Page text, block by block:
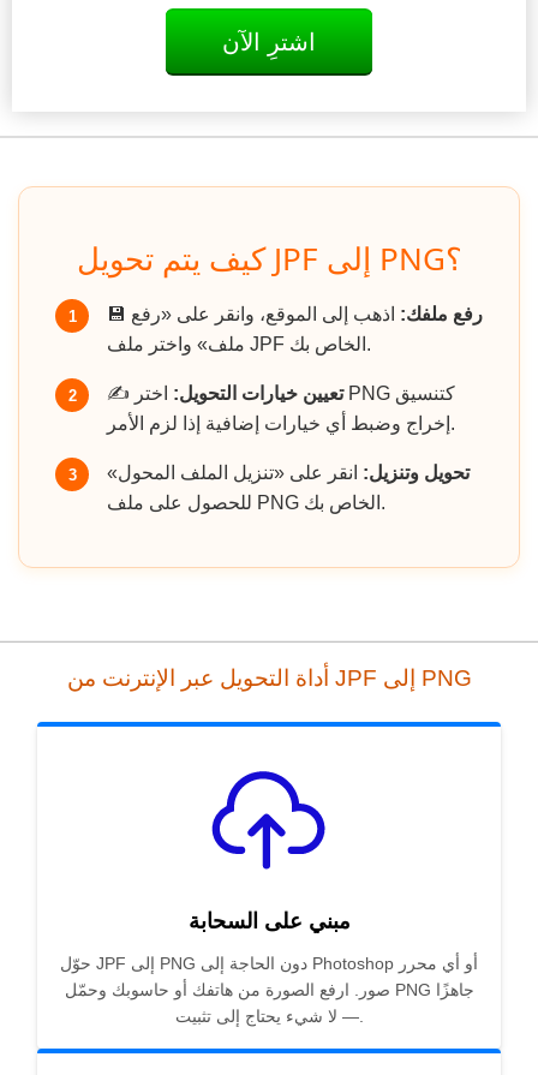
اشترِ الآن
كيف يتم تحويل JPF إلى PNG؟
1 💾 رفع ملفك: اذهب إلى الموقع، وانقر على «رفع
ملف» واختر ملف JPF الخاص بك.
2 ✍️ تعيين خيارات التحويل: اختر PNG كتنسيق
إخراج وضبط أي خيارات إضافية إذا لزم الأمر.
3 تحويل وتنزيل: انقر على «تنزيل الملف المحول»
للحصول على ملف PNG الخاص بك.
أداة التحويل عبر الإنترنت من JPF إلى PNG
مبني على السحابة
حوّل JPF إلى PNG دون الحاجة إلى Photoshop أو أي محرر
صور. ارفع الصورة من هاتفك أو حاسوبك وحمّل PNG جاهزًا
— لا شيء يحتاج إلى تثبيت.